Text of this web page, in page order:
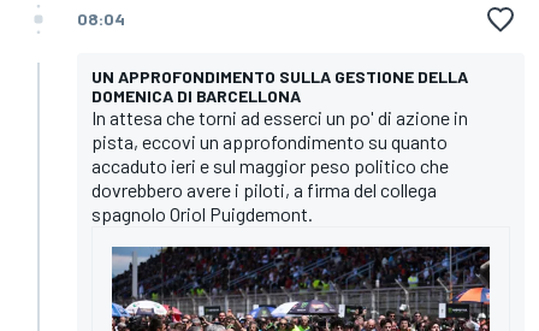
08:04
UN APPROFONDIMENTO SULLA GESTIONE DELLA
DOMENICA DI BARCELLONA
In attesa che torni ad esserci un po' di azione in
pista, eccovi un approfondimento su quanto
accaduto ieri e sul maggior peso politico che
dovrebbero avere i piloti, a firma del collega
spagnolo Oriol Puigdemont.